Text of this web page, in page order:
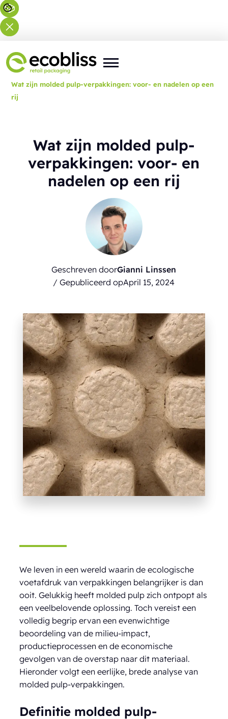
U bent hier: Home
Wat zijn molded pulp-verpakkingen: voor- en nadelen op een
rij
Wat zijn molded pulp-
verpakkingen: voor- en
nadelen op een rij
Geschreven doorGianni Linssen
/ Gepubliceerd opApril 15, 2024
We leven in een wereld waarin de ecologische
voetafdruk van verpakkingen belangrijker is dan
ooit. Gelukkig heeft molded pulp zich ontpopt als
een veelbelovende oplossing. Toch vereist een
volledig begrip ervan een evenwichtige
beoordeling van de milieu-impact,
productieprocessen en de economische
gevolgen van de overstap naar dit materiaal.
Hieronder volgt een eerlijke, brede analyse van
molded pulp-verpakkingen.
Definitie molded pulp-